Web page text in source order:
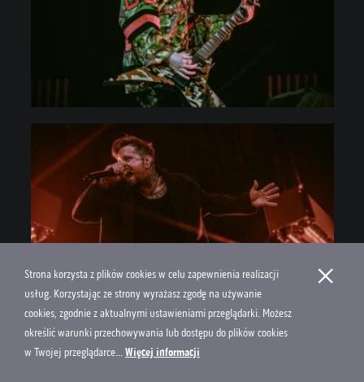
Strona korzysta z plików cookies w celu zapewnienia realizacji
usług. Korzystając ze strony wyrażasz zgodę na używanie
cookies, zgodnie z aktualnymi ustawieniami przeglądarki. Możesz
określić warunki przechowywania lub dostępu do plików cookies
w Twojej przeglądarce...Więcej informacji
×